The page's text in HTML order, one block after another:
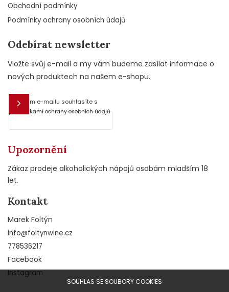
SOUHLAS SE SOUBORY COOKIES
Obchodní podmínky
Podmínky ochrany osobních údajů
Odebírat newsletter
Vložte svůj e-mail a my vám budeme zasílat informace o
nových produktech na našem e-shopu.
E-mail
Vložením e-mailu souhlasíte s
podmínkami ochrany osobních údajů
Upozornění
Zákaz prodeje alkoholických nápojů osobám mladším 18
let.
Kontakt
Marek Foltýn
info@foltynwine.cz
778536217
Facebook
Instagram